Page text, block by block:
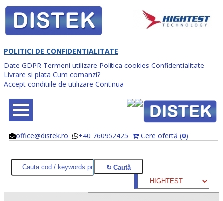
POLITICI DE CONFIDENTIALITATE
Date GDPR Termeni utilizare Politica cookies Confidentialitate
Livrare si plata Cum comanzi?
Accept conditiile de utilizare Continua
office@distek.ro +40 760952425 Cere ofertă (0)
@
@